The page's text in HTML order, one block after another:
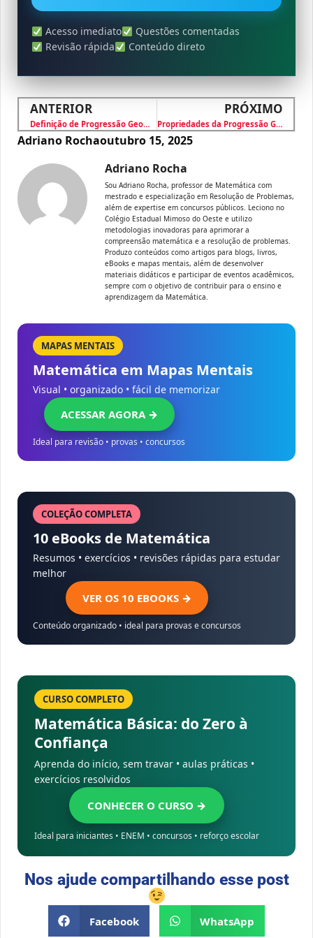
Acesso imediato
Questões comentadas
Revisão rápida
Conteúdo direto
ANTERIOR
Definição de Progressão Geométrica PG
PRÓXIMO
Propriedades da Progressão Geométrica
Adriano Rochaoutubro 15, 2025
Adriano Rocha
Sou Adriano Rocha, professor de Matemática com
mestrado e especialização em Resolução de Problemas,
além de expertise em concursos públicos. Leciono no
Colégio Estadual Mimoso do Oeste e utilizo
metodologias inovadoras para aprimorar a
compreensão matemática e a resolução de problemas.
Produzo conteúdos como artigos para blogs, livros,
eBooks e mapas mentais, além de desenvolver
materiais didáticos e participar de eventos acadêmicos,
sempre com o objetivo de contribuir para o ensino e
aprendizagem da Matemática.
MAPAS MENTAIS
Matemática em Mapas Mentais
Visual • organizado • fácil de memorizar
ACESSAR AGORA →
Ideal para revisão • provas • concursos
COLEÇÃO COMPLETA
10 eBooks de Matemática
Resumos • exercícios • revisões rápidas para estudar
melhor
VER OS 10 EBOOKS →
Conteúdo organizado • ideal para provas e concursos
CURSO COMPLETO
Matemática Básica: do Zero à
Confiança
Aprenda do início, sem travar • aulas práticas •
exercícios resolvidos
CONHECER O CURSO →
Ideal para iniciantes • ENEM • concursos • reforço escolar
Nos ajude compartilhando esse post
Facebook WhatsApp